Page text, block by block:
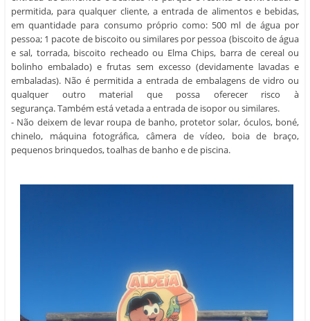
permitida, para qualquer cliente, a entrada de alimentos e bebidas,
em quantidade para consumo próprio como: 500 ml de água por
pessoa; 1 pacote de biscoito ou similares por pessoa (biscoito de água
e sal, torrada, biscoito recheado ou Elma Chips, barra de cereal ou
bolinho embalado) e frutas sem excesso (devidamente lavadas e
embaladas). Não é permitida a entrada de embalagens de vidro ou
qualquer outro material que possa oferecer risco à
segurança.Também está vetada a entrada de isopor ou similares.
- Não deixem de levar roupa de banho, protetor solar, óculos, boné,
chinelo, máquina fotográfica, câmera de vídeo, boia de braço,
pequenos brinquedos, toalhas de banho e de piscina.